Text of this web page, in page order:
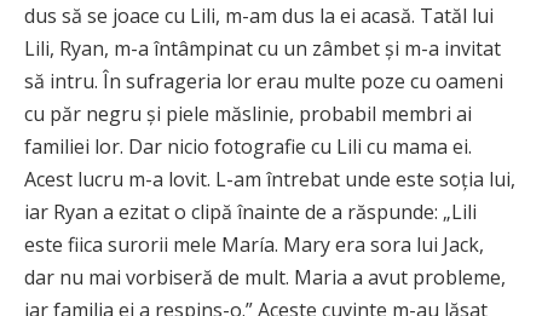
dus să se joace cu Lili, m-am dus la ei acasă. Tatăl lui
Lili, Ryan, m-a întâmpinat cu un zâmbet și m-a invitat
să intru. În sufrageria lor erau multe poze cu oameni
cu păr negru și piele măslinie, probabil membri ai
familiei lor. Dar nicio fotografie cu Lili cu mama ei.
Acest lucru m-a lovit. L-am întrebat unde este soția lui,
iar Ryan a ezitat o clipă înainte de a răspunde: „Lili
este fiica surorii mele María. Mary era sora lui Jack,
dar nu mai vorbiseră de mult. Maria a avut probleme,
iar familia ei a respins-o.” Aceste cuvinte m-au lăsat